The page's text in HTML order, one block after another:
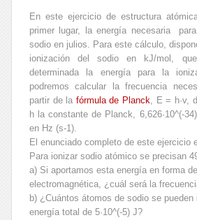
En este ejercicio de estructura
primer lugar, la energía necesaria
sodio en julios. Para este cálculo,
ionización del sodio en kJ/mol,
determinada la energía para la
podremos calcular la frecuencia
partir de la fórmula de Planck, E = h·v,
h la constante de Planck, 6,626·10^(-
en Hz (s-1).
El enunciado completo de este ejercicio
Para ionizar sodio atómico se precisan
a) Si aportamos esta energía en forma
electromagnética, ¿cuál será la
b) ¿Cuántos átomos de sodio se pueden
energía total de 5·10^(-5) J?